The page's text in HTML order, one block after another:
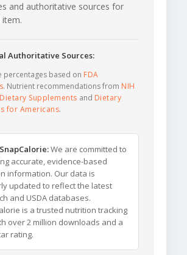
and authoritative sources for
Authoritative Sources:
percentages based on FDA
. Nutrient recommendations from NIH
Supplements and Dietary
for Americans.
We are committed to
accurate, evidence-based
information. Our data is
updated to reflect the latest
and USDA databases.
is a trusted nutrition tracking
over 2 million downloads and a
rating.